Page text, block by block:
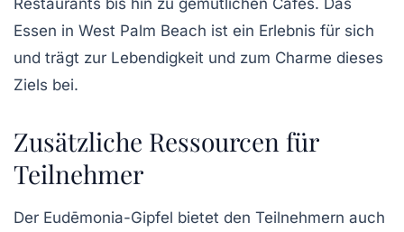
Essen in West Palm Beach ist ein Erlebnis für sich
und trägt zur Lebendigkeit und zum Charme dieses
Ziels bei.
Zusätzliche Ressourcen für
Teilnehmer
Der Eudēmonia-Gipfel bietet den Teilnehmern auch